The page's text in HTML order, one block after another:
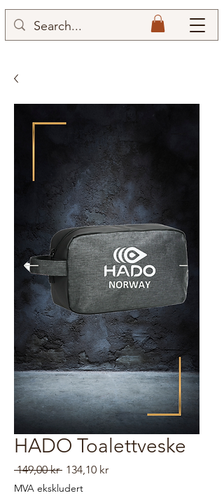
HADO Toalettveske
149,00 kr Vanlig
pris
134,10 krSalgspris
MVA ekskludert